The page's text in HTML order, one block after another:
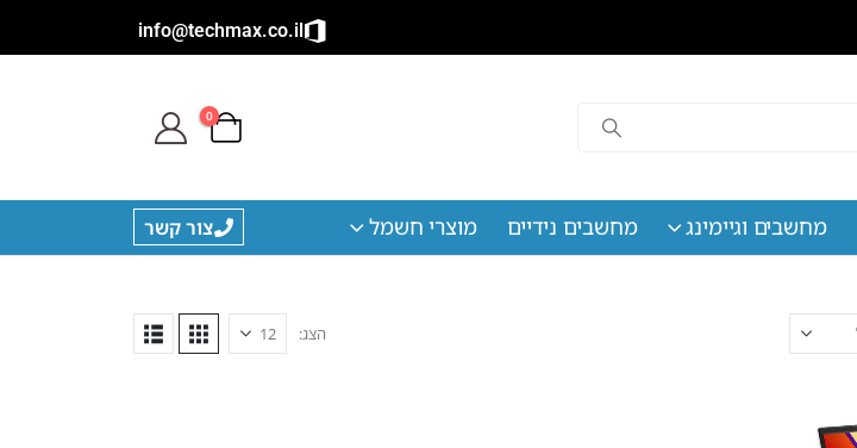
info@techmax.co.il
0
מחשבים וגיימינג מחשבים נידיים מוצרי חשמל צור קשר
הצג: